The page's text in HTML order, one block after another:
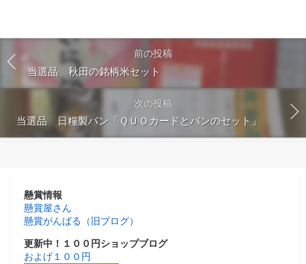
前の投稿
当選品 秋田の銘柄米セット
次の投稿
当選品 日糧製パン「ＱＵＯカードとパンのセット」
懸賞情報
懸賞屋さん
懸賞がんばる（旧ブログ）
更新中！１００円ショップブログ
およげ１００円